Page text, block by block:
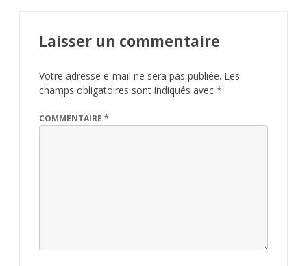
Laisser un commentaire
Votre adresse e-mail ne sera pas publiée. Les
champs obligatoires sont indiqués avec *
COMMENTAIRE *